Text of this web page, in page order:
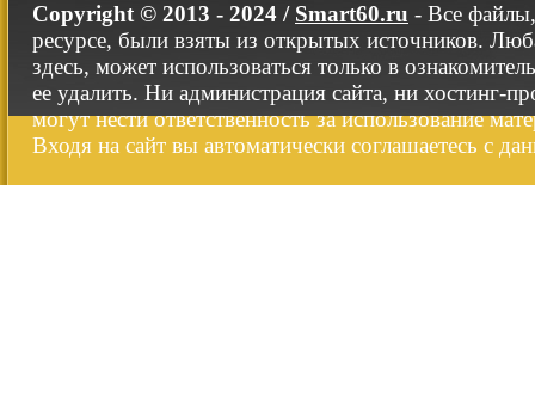
Copyright © 2013 - 2024 / Smart60.ru - Все
ресурсе, были взяты из открытых источников.
здесь, может использоваться только в
ее удалить. Ни администрация сайта, ни хостинг-
могут нести ответственность за использование
Входя на сайт вы автоматически соглашаетесь с